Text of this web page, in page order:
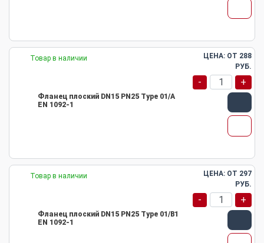
Товар в наличии
Фланец плоский DN15 PN25 Type 01/A
EN 1092-1
ЦЕНА: ОТ 288
РУБ.
- +
Товар в наличии
Фланец плоский DN15 PN25 Type 01/B1
EN 1092-1
ЦЕНА: ОТ 297
РУБ.
- +